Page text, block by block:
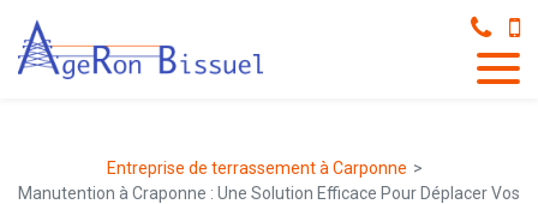
Entreprise de terrassement à Carponne
Manutention à Craponne : Une Solution Efficace Pour Déplacer Vos